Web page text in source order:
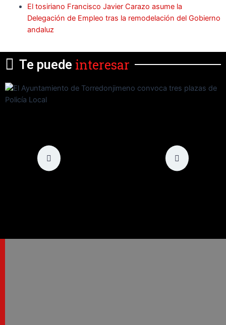
El tosiriano Francisco Javier Carazo asume la
Delegación de Empleo tras la remodelación del Gobierno
andaluz
Te puede interesar